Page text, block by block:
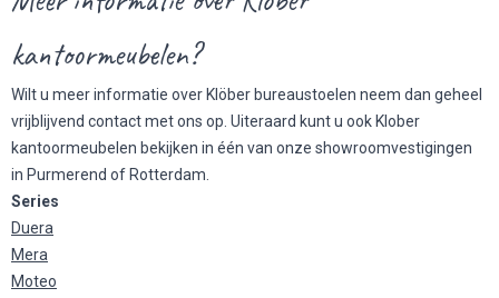
kantoormeubelen?
Wilt u meer informatie over Klöber bureaustoelen neem dan geheel
vrijblijvend contact met ons op. Uiteraard kunt u ook Klober
kantoormeubelen bekijken in één van onze showroomvestigingen
in Purmerend of Rotterdam.
Series
Duera
Mera
Moteo